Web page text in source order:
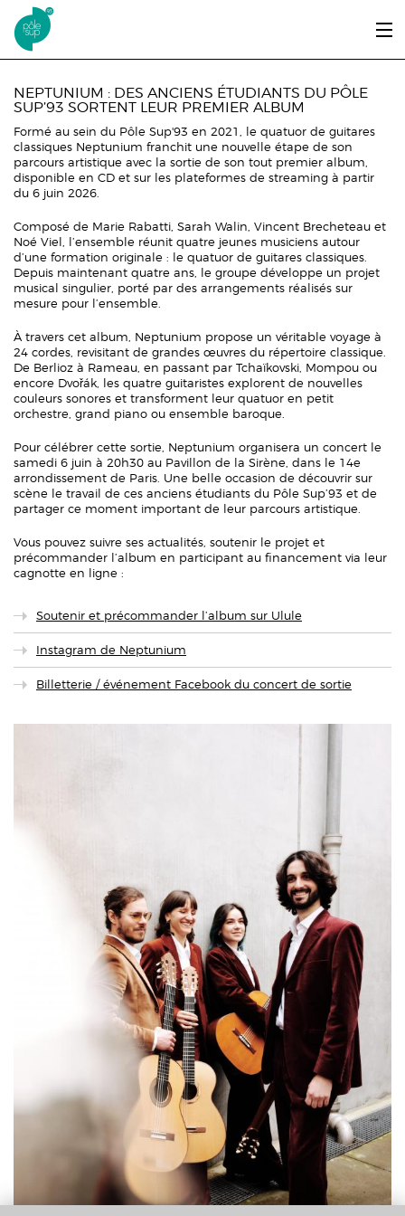
Aller au contenu principal
ÉTUDIANTS / DIPLÔMÉS
ÉCOUTER, VOIR & LIRE
INFOS PRATIQUES
ERASMUS+
NEPTUNIUM : DES ANCIENS ÉTUDIANTS DU PÔLE
SUP’93 SORTENT LEUR PREMIER ALBUM
Formé au sein du Pôle Sup'93 en 2021, le quatuor de guitares
classiques Neptunium franchit une nouvelle étape de son
parcours artistique avec la sortie de son tout premier album,
disponible en CD et sur les plateformes de streaming à partir
du 6 juin 2026.
Composé de Marie Rabatti, Sarah Walin, Vincent Brecheteau et
Noé Viel, l’ensemble réunit quatre jeunes musiciens autour
d’une formation originale : le quatuor de guitares classiques.
Depuis maintenant quatre ans, le groupe développe un projet
musical singulier, porté par des arrangements réalisés sur
mesure pour l’ensemble.
À travers cet album, Neptunium propose un véritable voyage à
24 cordes, revisitant de grandes œuvres du répertoire classique.
De Berlioz à Rameau, en passant par Tchaïkovski, Mompou ou
encore Dvořák, les quatre guitaristes explorent de nouvelles
couleurs sonores et transforment leur quatuor en petit
orchestre, grand piano ou ensemble baroque.
Pour célébrer cette sortie, Neptunium organisera un concert le
samedi 6 juin à 20h30 au Pavillon de la Sirène, dans le 14e
arrondissement de Paris. Une belle occasion de découvrir sur
scène le travail de ces anciens étudiants du Pôle Sup’93 et de
partager ce moment important de leur parcours artistique.
Vous pouvez suivre ses actualités, soutenir le projet et
précommander l’album en participant au financement via leur
cagnotte en ligne :
Soutenir et précommander l’album sur Ulule
Instagram de Neptunium
Billetterie / événement Facebook du concert de sortie